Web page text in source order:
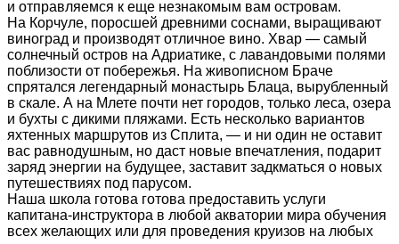
и отправляемся к еще незнакомым вам островам.
На Корчуле, поросшей древними соснами, выращивают
виноград и производят отличное вино. Хвар — самый
солнечный остров на Адриатике, с лавандовыми полями
поблизости от побережья. На живописном Браче
спрятался легендарный монастырь Блаца, вырубленный
в скале. А на Млете почти нет городов, только леса, озера
и бухты с дикими пляжами. Есть несколько вариантов
яхтенных маршрутов из Сплита, — и ни один не оставит
вас равнодушным, но даст новые впечатления, подарит
заряд энергии на будущее, заставит задкматься о новых
путешествиях под парусом.
Наша школа готова готова предоставить услуги
капитана-инструктора в любой акватории мира обучения
всех желающих или для проведения круизов на любых